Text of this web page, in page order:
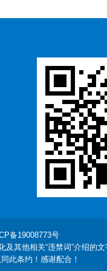
备19008773号
其他相关“违禁词”介绍的
此条约！感谢配合！